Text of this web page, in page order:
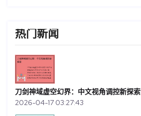
热门新闻
刀剑神域虚空幻界：中文视角调控新探索
2026-04-17 03:27:43